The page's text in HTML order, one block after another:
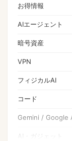
お得情報
AIエージェント
暗号資産
VPN
フィジカルAI
コード
Gemini / Google
AI・ガジェット